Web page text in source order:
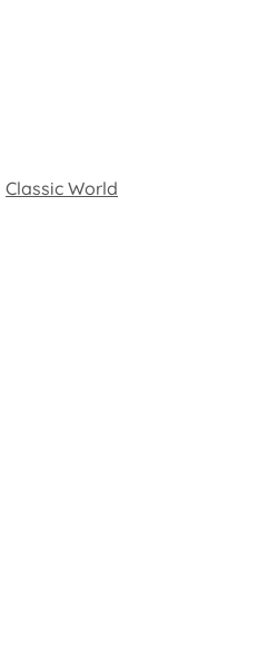
Classic World